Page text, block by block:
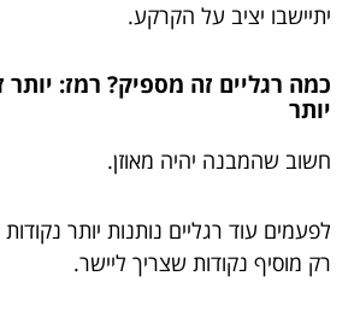
יתיישבו יציב על הקרקע.
כמה רגליים זה מספיק? רמז:
יותר
חשוב שהמבנה יהיה מאוזן.
לפעמים עוד רגליים נותנות יותר
רק מוסיף נקודות שצריך ליישר.